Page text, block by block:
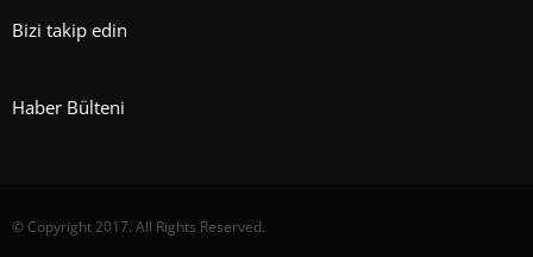
Bizi takip edin
Haber Bülteni
© Copyright 2017. All Rights Reserved.